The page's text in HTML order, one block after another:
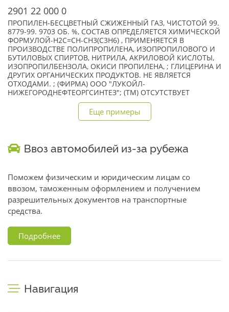
2901 22 000 0
ПРОПИЛЕН-БЕСЦВЕТНЫЙ СЖИЖЕННЫЙ ГАЗ, ЧИСТОТОЙ 99.
8779-99. 9703 ОБ. %, СОСТАВ ОПРЕДЕЛЯЕТСЯ ХИМИЧЕСКОЙ
ФОРМУЛОЙ-Н2С=СН-СН3(С3Н6) , ПРИМЕНЯЕТСЯ В
ПРОИЗВОДСТВЕ ПОЛИПРОПИЛЕНА, ИЗОПРОПИЛОВОГО И
БУТИЛОВЫХ СПИРТОВ, НИТРИЛА, АКРИЛОВОЙ КИСЛОТЫ,
ИЗОПРОПИЛБЕНЗОЛА, ОКИСИ ПРОПИЛЕНА, ; ГЛИЦЕРИНА И
ДРУГИХ ОРГАНИЧЕСКИХ ПРОДУКТОВ. НЕ ЯВЛЯЕТСЯ
ОТХОДАМИ. ; (ФИРМА) ООО "ЛУКОЙЛ-
НИЖЕГОРОДНЕФТЕОРГСИНТЕЗ"; (TM) ОТСУТСТВУЕТ
Еще примеры
Ввоз автомобилей из-за рубежа
Поможем физическим и юридическим лицам со
ввозом, таможенным оформлением и получением
разрешительных документов на транспортные
средства.
Подробнее
Навигация